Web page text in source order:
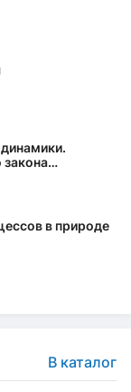
закона
в природе
В каталог